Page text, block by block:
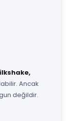
Ancak
değildir.